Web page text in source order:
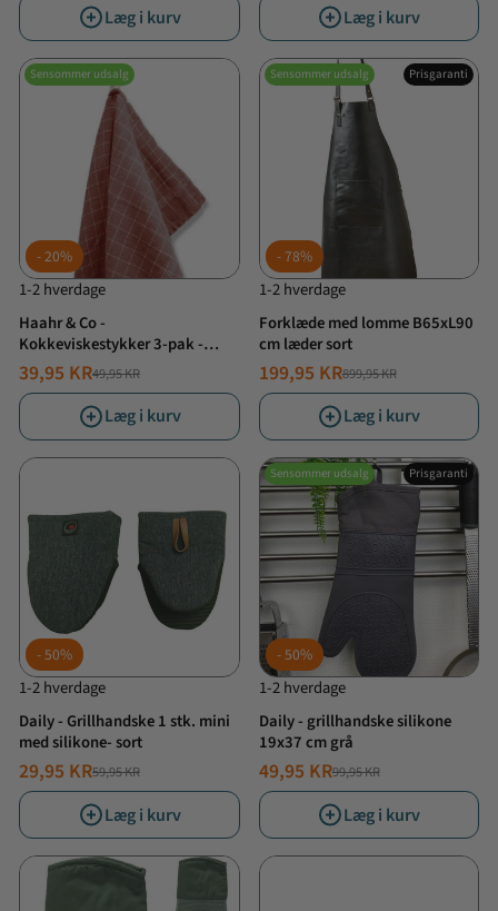
Læg i kurv Læg i kurv
Sensommer udsalg
20%
1-2 hverdage
Haahr & Co -
Kokkeviskestykker 3-pak -
Brændt rød
NORMALPRIS
49,95 KR
TILBUDSPRIS
39,95 KR
Læg i kurv
Sensommer udsalg Prisgaranti
78%
1-2 hverdage
Forklæde med lomme B65xL90
cm læder sort
NORMALPRIS899,95 KR
TILBUDSPRIS
199,95 KR
Læg i kurv
50%
1-2 hverdage
Daily - Grillhandske 1 stk. mini
med silikone- sort
NORMALPRIS
59,95 KR
TILBUDSPRIS
29,95 KR
Læg i kurv
Sensommer udsalg Prisgaranti
50%
1-2 hverdage
Daily - grillhandske silikone
19x37 cm grå
NORMALPRIS
99,95 KR
TILBUDSPRIS
49,95 KR
Læg i kurv